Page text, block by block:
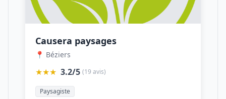
Causera paysages
📍 Béziers
★★★ 3.2/5 (19 avis)
Paysagiste